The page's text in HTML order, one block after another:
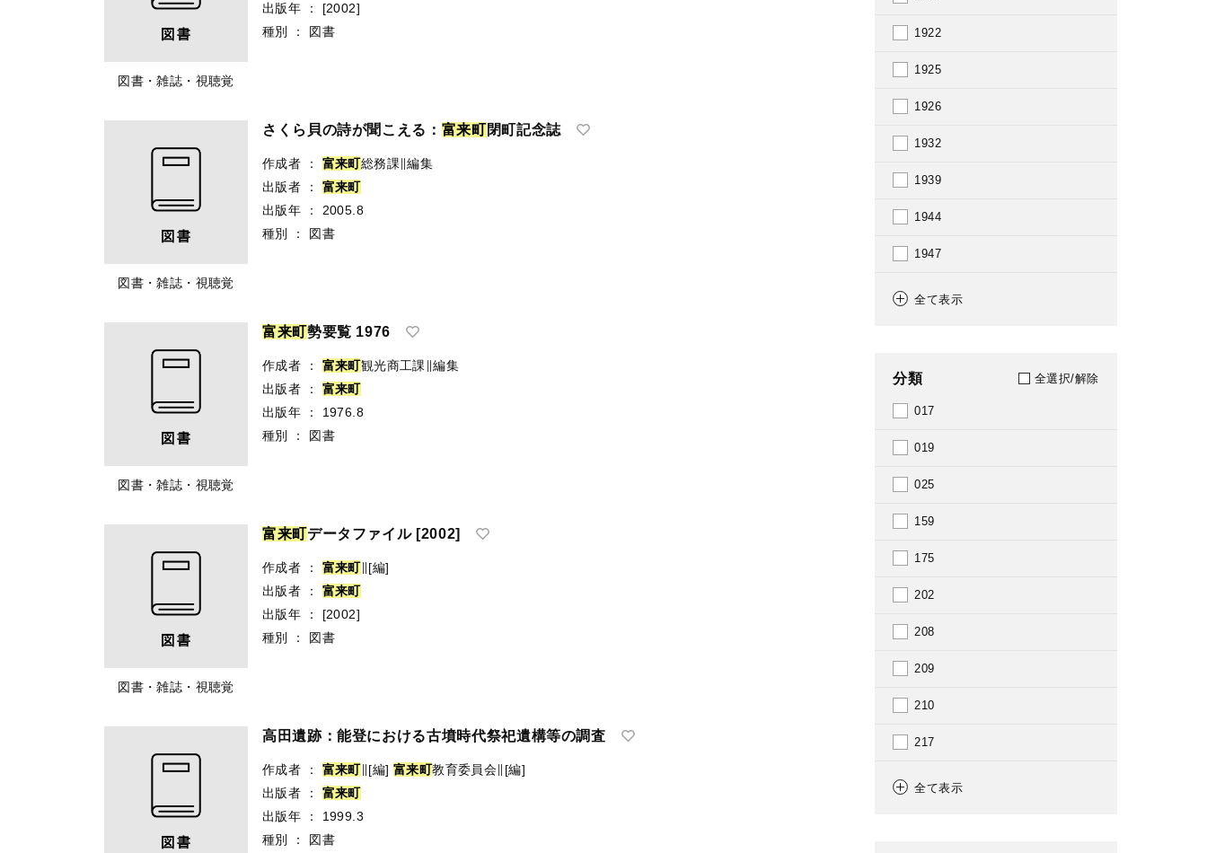
図書・雑誌・視聴覚
出版年
：
[2002]
種別
： 図書
図書・雑誌・視聴覚
さくら貝の詩が聞こえる： 富来町閉町記念誌
作成者 ： 富来町総務課∥編集
出版者
： 富来町
出版年
：
2005.8
種別
： 図書
図書・雑誌・視聴覚
富来町勢要覧 1976
作成者 ： 富来町観光商工課∥編集
出版者
： 富来町
出版年
：
1976.8
種別
： 図書
図書・雑誌・視聴覚
富来町データファイル [2002]
作成者 ： 富来町∥[編]
出版者
： 富来町
出版年
：
[2002]
種別
： 図書
高田遺跡：能登における古墳時代祭祀遺構等の調査
作成者 ： 富来町∥[編] 富来町教育委員会∥[編]
出版者
： 富来町
出版年
：
1999.3
種別
： 図書
1922
1925
1926
1932
1939
1944
1947
1952
全て表示
分類 全選択/解除
017
019
025
159
175
202
208
209
210
217
289
全て表示